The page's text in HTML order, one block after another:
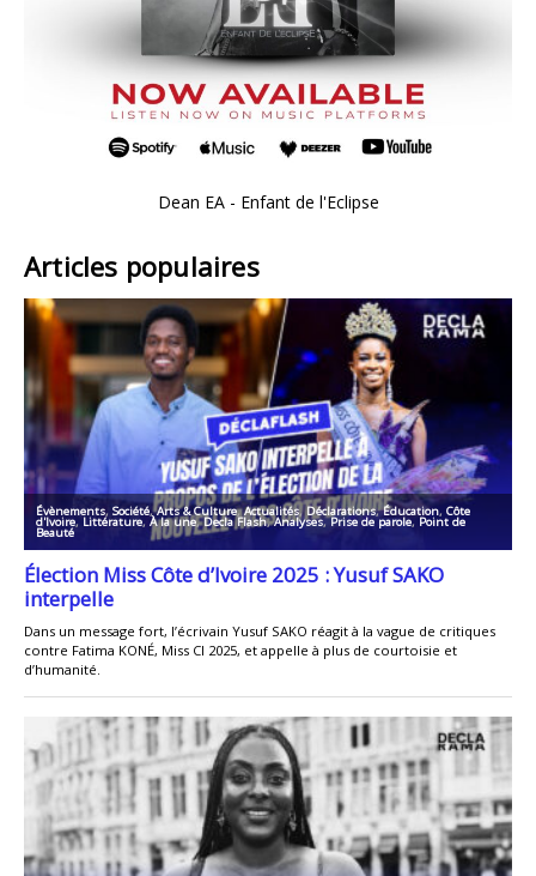
Dean EA - Enfant de l'Eclipse
Articles populaires